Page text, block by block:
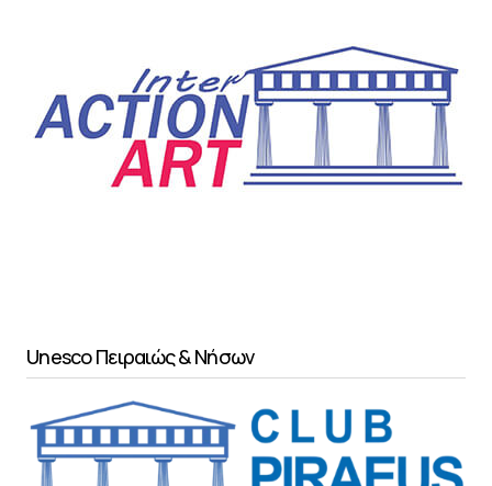
Unesco Πειραιώς & Νήσων